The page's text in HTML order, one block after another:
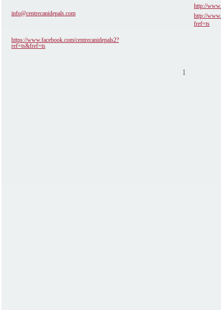
info@centrecanidepals.com
https://www.facebook.com/centrecanidepals2?
ref=ts&fref=ts
http://
http://
fref=ts
1